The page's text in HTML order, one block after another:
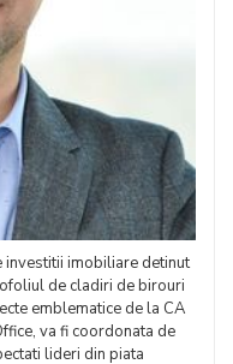
imobiliare detinut
de cladiri de birouri
emblematice de la CA
va fi coordonata de
lideri din piata